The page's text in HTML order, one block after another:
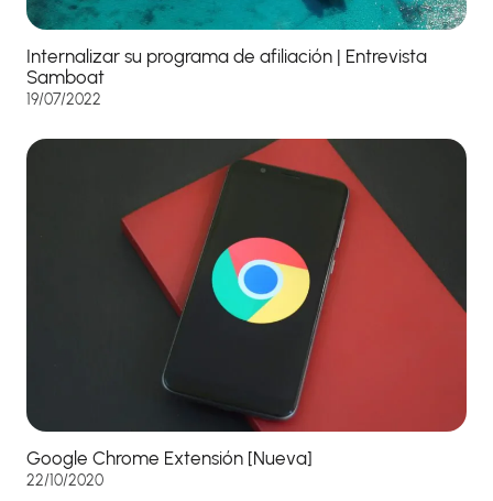
Internalizar su programa de afiliación | Entrevista
Samboat
19/07/2022
Google Chrome Extensión [Nueva]
22/10/2020